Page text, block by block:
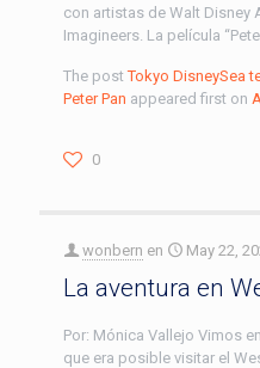
con artistas de Walt Disney
Imagineers. La película
The postTokyo DisneySea
Peter Pan appeared first on
0
wonbern en May 22,
La aventura en
Por: Mónica Vallejo Vimos
que era posible visitar el